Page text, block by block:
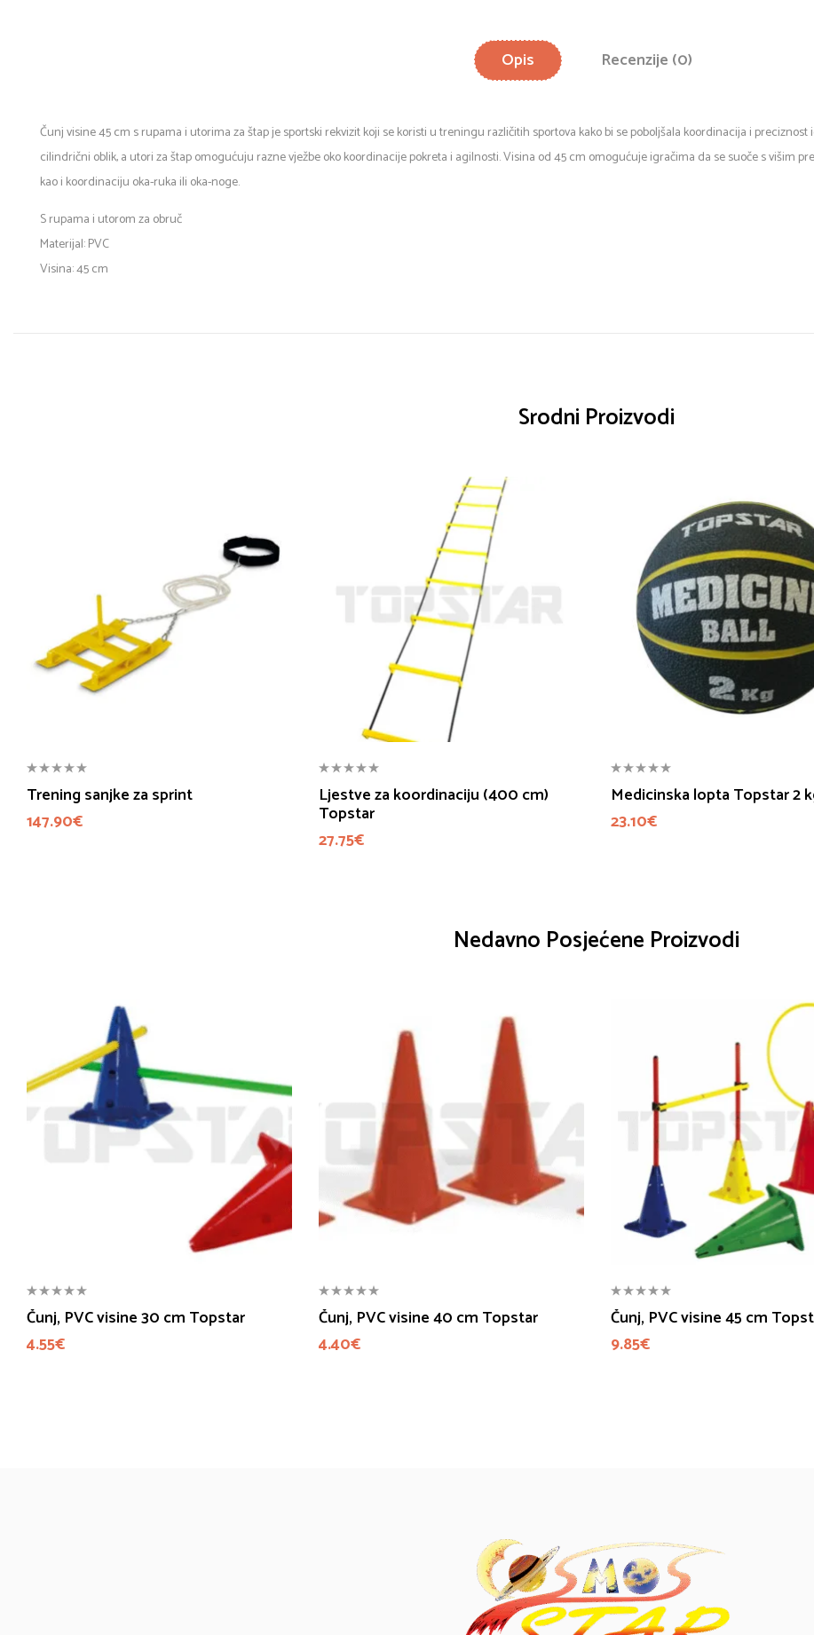
Opis Recenzije (0)
Čunj visine 45 cm s rupama i utorima za štap je sportski rekvizit koji se koristi u treningu različitih sportova kako bi se poboljšala koordinacija i
cilindrični oblik, a utori za štap omogućuju razne vježbe oko koordinacije pokreta i agilnosti. Visina od 45 cm omogućuje igračima da se suoče s višim
kao i koordinaciju oka-ruka ili oka-noge.
S rupama i utorom za obruč
Materijal: PVC
Visina: 45 cm
Srodni Proizvodi
Trening sanjke za sprint
147.90€
Ljestve za koordinaciju (400 cm)
Topstar
27.75€
Medicinska lopta Topstar 2
23.10€
Nedavno Posjećene Proizvodi
Čunj, PVC visine 30 cm Topstar
4.55€
Čunj, PVC visine 40 cm Topstar
4.40€
Čunj, PVC visine 45 cm
9.85€